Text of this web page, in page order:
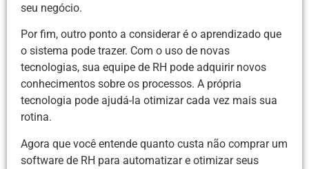
seu negócio.
Por fim, outro ponto a considerar é o aprendizado que
o sistema pode trazer. Com o uso de novas
tecnologias, sua equipe de RH pode adquirir novos
conhecimentos sobre os processos. A própria
tecnologia pode ajudá-la otimizar cada vez mais sua
rotina.
Agora que você entende quanto custa não comprar um
software de RH para automatizar e otimizar seus